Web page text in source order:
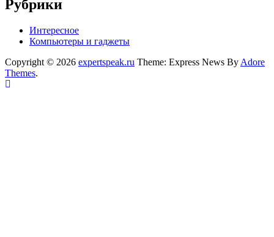
Рубрики
Интересное
Компьютеры и гаджеты
Copyright © 2026 expertspeak.ru Theme: Express News By Adore
Themes.